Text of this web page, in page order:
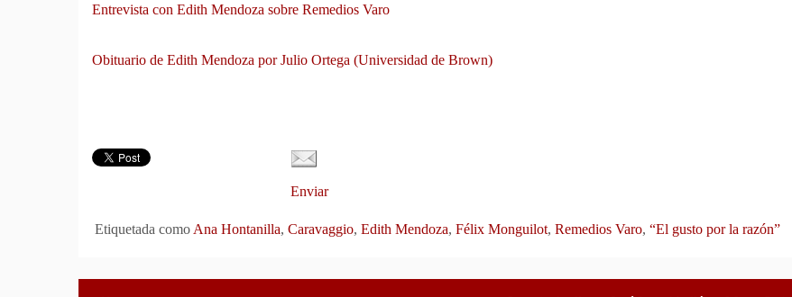
Entrevista con Edith Mendoza sobre Remedios Varo
Obituario de Edith Mendoza por Julio Ortega (Universidad de Brown)
Enviar
Etiquetada como Ana Hontanilla, Caravaggio, Edith Mendoza, Félix Monguilot, Remedios Varo, “El gusto por la razón”